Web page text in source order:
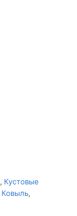
, Кустовые
Ковыль,